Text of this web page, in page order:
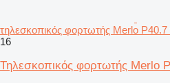
τηλεσκοπικός φορτωτής Merlo P40.7
16
Τηλεσκοπικός φορτωτής Merlo